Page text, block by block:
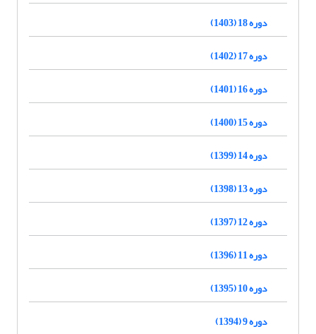
دوره 18 (1403)
دوره 17 (1402)
دوره 16 (1401)
دوره 15 (1400)
دوره 14 (1399)
دوره 13 (1398)
دوره 12 (1397)
دوره 11 (1396)
دوره 10 (1395)
دوره 9 (1394)